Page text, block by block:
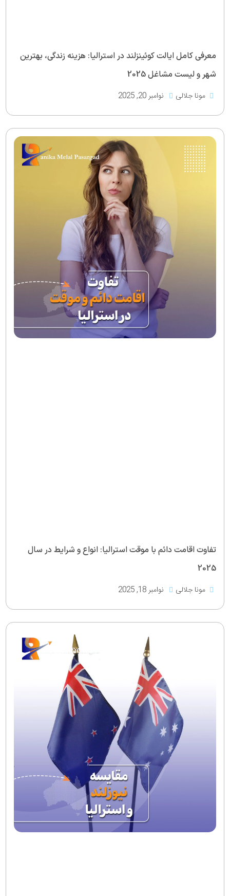
معرفی کامل ایالت کوئینزلند در استرالیا: هزینه زندگی، بهترین
شهر و لیست مشاغل 2025
مونا جلالی
نوامبر 20, 2025
تفاوت اقامت دائم با موقت استرالیا: انواع و شرایط در سال
2025
مونا جلالی
نوامبر 18, 2025